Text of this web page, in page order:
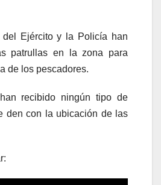
del Ejército y la Policía han
patrullas en la zona para
de los pescadores.
recibido ningún tipo de
den con la ubicación de las